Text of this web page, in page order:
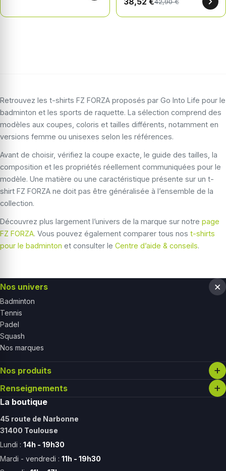
42,90 €
Retrouvez les t-shirts FZ FORZA proposés par Go Into Life pour le
badminton et les sports de raquette. La sélection comprend des
modèles aux coupes, coloris et tailles différents, notamment en
versions femme ou unisexes selon les références.
Avant de choisir, vérifiez la coupe exacte, le guide des tailles, la
composition et les propriétés réellement communiquées pour le
modèle. Une matière ou une caractéristique présente sur un t-
shirt FZ FORZA ne doit pas être généralisée à l’ensemble de la
collection.
Découvrez plus largement l’univers de la marque sur notre page
FZ FORZA. Vous pouvez également comparer tous nos t-shirts
pour le badminton et consulter le Centre d’aide & conseils.
Nos univers
Badminton
Tennis
Padel
Squash
Nos marques
Nos produits
Renseignements
La boutique
45 route de Narbonne
31400 Toulouse
Lundi : 14h - 19h30
Mardi - vendredi : 11h - 19h30